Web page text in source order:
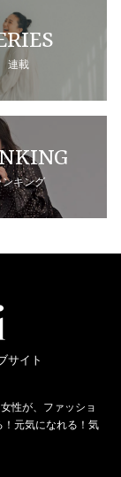
連載
ンキング
サイト
性が、ファッショ
元気になれる！気